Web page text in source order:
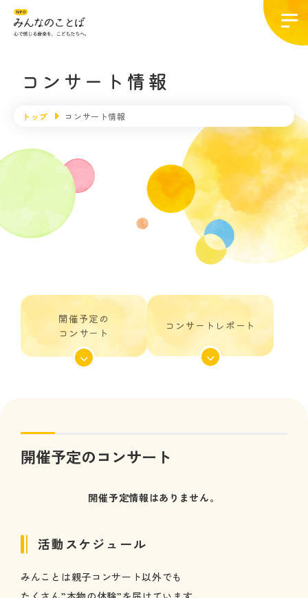
コンサート情報
トップ コンサート情報
開催予定の
コンサート
コンサートレポート
開催予定のコンサート
開催予定情報はありません。
活動スケジュール
みんことは親子コンサート以外でも